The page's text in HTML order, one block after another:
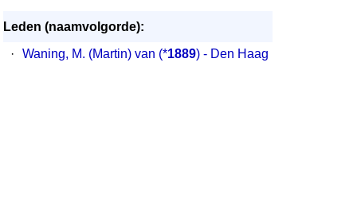
Leden (naamvolgorde):
·
Waning, M. (Martin) van (*1889) - Den Haag